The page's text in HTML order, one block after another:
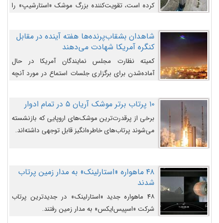
کرده است، تقویت‌کننده بزرگ موشک «استارشیپ» را
شاهدان بشقاب‌پرنده‌ها هفته آینده در مقابل
کنگره آمریکا شهادت می‌دهند
کمیته نظارت مجلس نمایندگان آمریکا در حال
آماده‌شدن برای برگزاری جلسات استماع در مورد آنچه
می‌دانند، است و قرار است افشاگران یوفوها هفته آینده
در مقابل آنها شهادت دهند.۱۰ پرتاب برتر موشک آریان ۵ در تمام ادوار
برخی از پرقدرت‌ترین موشک‌های اروپایی که بازنشسته
می‌شوند پرتاب‌های خاطره‌انگیز قابل توجهی داشته‌اند.
۴۸ ماهواره «استارلینک» به مدار زمین پرتاب
شدند
۴۸ ماهواره جدید «استارلینک» در جدیدترین پرتاب
شرکت «اسپیس‌ایکس» به مدار زمین رفتند.